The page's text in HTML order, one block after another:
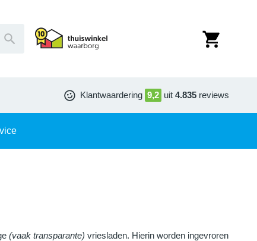
Klantwaardering 9,2 uit 4.835 reviews
(vaak transparante) vriesladen. Hierin worden ingevroren